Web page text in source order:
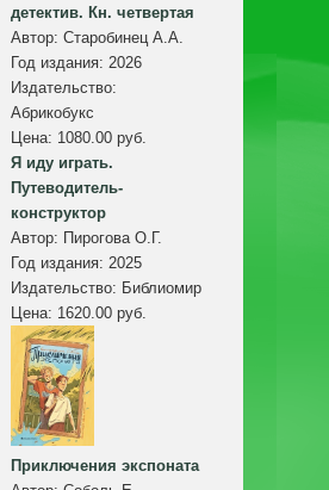
детектив. Кн. четвертая
Автор: Старобинец А.А.
Год издания: 2026
Издательство:
Абрикобукс
Цена: 1080.00 руб.
Я иду играть.
Путеводитель-
конструктор
Автор: Пирогова О.Г.
Год издания: 2025
Издательство: Библиомир
Цена: 1620.00 руб.
Приключения экспоната